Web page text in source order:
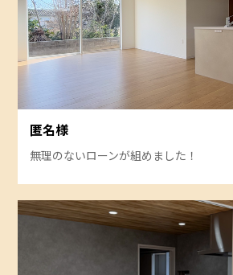
匿名様
無理のないローンが組めました！